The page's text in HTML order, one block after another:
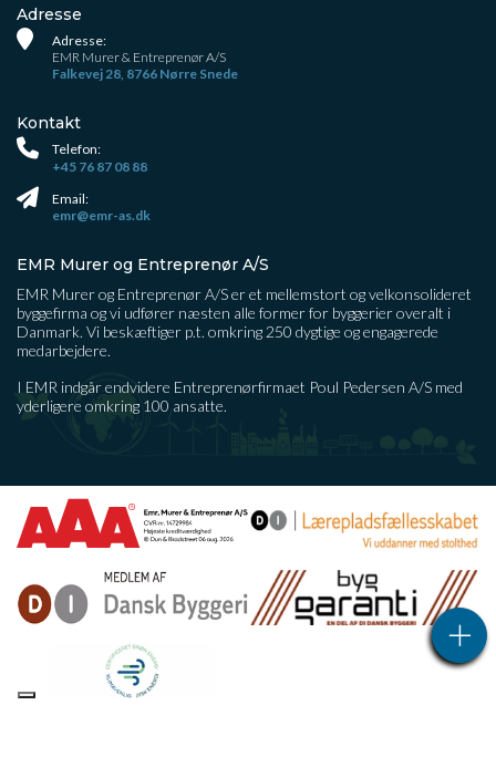
Adresse
Adresse:
EMR Murer & Entreprenør A/S
Falkevej 28, 8766 Nørre Snede
Kontakt
Telefon:
+45 76 87 08 88
Email:
emr@emr-as.dk
EMR Murer og Entreprenør A/S
EMR Murer og Entreprenør A/S er et mellemstort og velkonsolideret
byggefirma og vi udfører næsten alle former for byggerier overalt i
Danmark. Vi beskæftiger p.t. omkring 250 dygtige og engagerede
medarbejdere.
I EMR indgår endvidere Entreprenørfirmaet Poul Pedersen A/S med
yderligere omkring 100 ansatte.
Copyright © 2026 - EMR Murer & Entreprenør A/S
Privatlivspolitik|Cookiepolitik